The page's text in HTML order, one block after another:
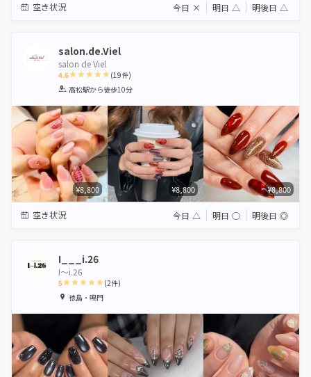
空き状況 今日 × 明日 △ 明後日 △
salon.de.Viel
salon de Viel
4.6
1 2 3 4 5
(19件)
高松駅から徒歩10分
¥8,800 ¥8,800 ¥8,800
空き状況 今日 △ 明日 ◯ 明後日 ◎
I___i.26
I〜i.26
5
1 2 3 4 5
(2件)
徳島・鳴門